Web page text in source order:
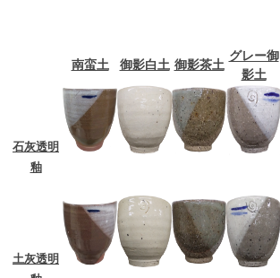
南蛮土 御影白土 御影茶土
グレー御
影土
石灰透明
釉
土灰透明